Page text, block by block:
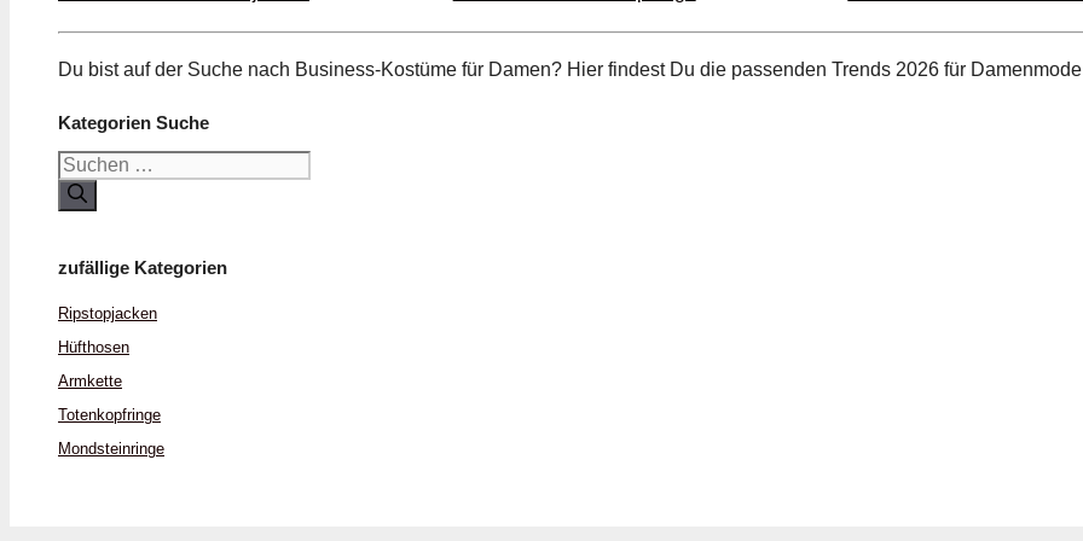
Du bist auf der Suche nach Business-Kostüme für Damen? Hier findest Du die passenden Trends 2026 für
Kategorien Suche
Suchen
nach:
zufällige Kategorien
Ripstop­jacken
Hüft­hosen
Armkette
Toten­kopf­ringe
Mondstein­ringe